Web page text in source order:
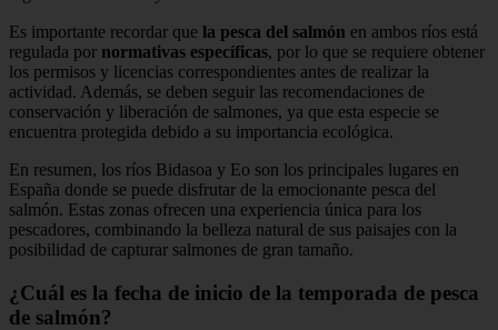
Es importante recordar que la pesca del salmón en ambos ríos está
regulada por normativas específicas, por lo que se requiere obtener
los permisos y licencias correspondientes antes de realizar la
actividad. Además, se deben seguir las recomendaciones de
conservación y liberación de salmones, ya que esta especie se
encuentra protegida debido a su importancia ecológica.
En resumen, los ríos Bidasoa y Eo son los principales lugares en
España donde se puede disfrutar de la emocionante pesca del
salmón. Estas zonas ofrecen una experiencia única para los
pescadores, combinando la belleza natural de sus paisajes con la
posibilidad de capturar salmones de gran tamaño.
¿Cuál es la fecha de inicio de la temporada de pesca
de salmón?